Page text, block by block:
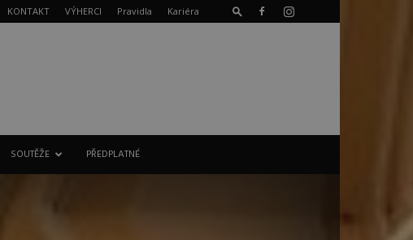
KONTAKT VÝHERCI Pravidla Kariéra
SOUTĚŽE PŘEDPLATNÉ